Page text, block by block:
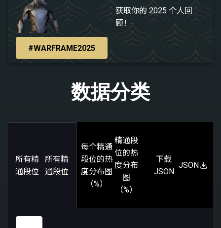
获取你的 2025 个人回
顾！
#WARFRAME2025
数据分类
所有精
通段位
所有精
通段位
每个精通
段位的热
度分布图
（%）
精通段
位的热
度分布
图
（%）
下载
JSON
JSON